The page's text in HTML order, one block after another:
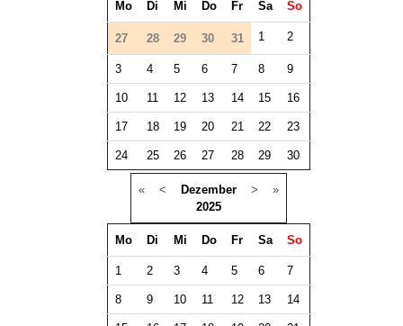
Mo Di Mi Do Fr Sa So
27 28 29 30 31 1 2
3 4 5 6 7 8 9
10 11 12 13 14 15 16
17 18 19 20 21 22 23
24 25 26 27 28 29 30
« <
Dezember
2025
> »
Mo Di Mi Do Fr Sa So
1 2 3 4 5 6 7
8 9 10 11 12 13 14